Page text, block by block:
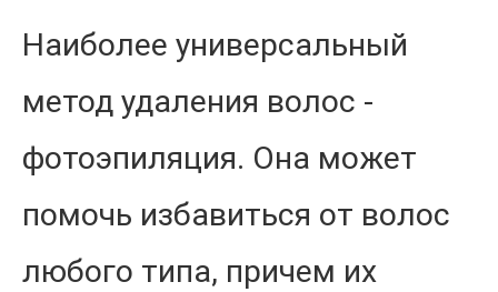
Наиболее универсальный
метод удаления волос -
фотоэпиляция. Она может
помочь избавиться от волос
любого типа, причем их